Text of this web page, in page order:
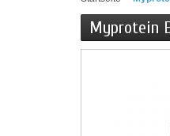
Myprotein